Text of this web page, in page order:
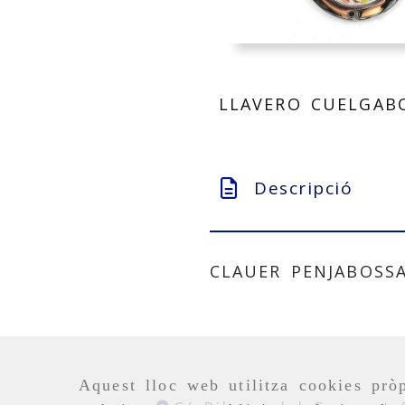
Aquest lloc web utilitza cookies
LLAVERO
Descripció
CLAUER